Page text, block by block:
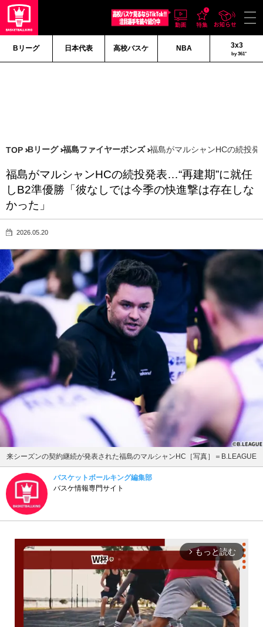
Bリーグ 日本代表 高校バスケ NBA 3x3
by 361°
TOP Bリーグ 福島ファイヤーボンズ 福島がマルシャンHCの続投
福島がマルシャンHCの続投発表…“再建期”に就任
しB2準優勝「彼なしでは今季の快進撃は存在しな
かった」
2026.05.20
来シーズンの契約継続が発表された福島のマルシャンHC［写真］＝B.LEAGUE
バスケットボールキング編集部
バスケ情報専門サイト
arrow_forward_ios もっと読む